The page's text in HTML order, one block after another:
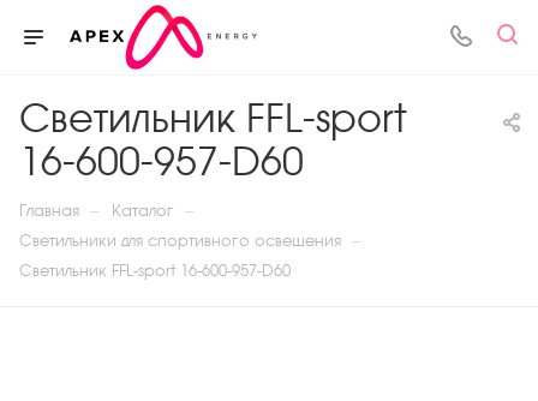
Светильник FFL-sport
16-600-957-D60
Главная — Каталог —
Светильники для спортивного освещения —
Светильник FFL-sport 16-600-957-D60